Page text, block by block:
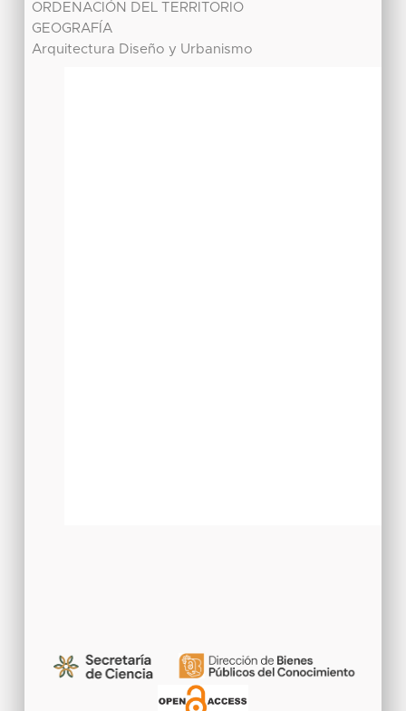
ORDENACIÓN DEL TERRITORIO
GEOGRAFÍA
Arquitectura Diseño y Urbanismo